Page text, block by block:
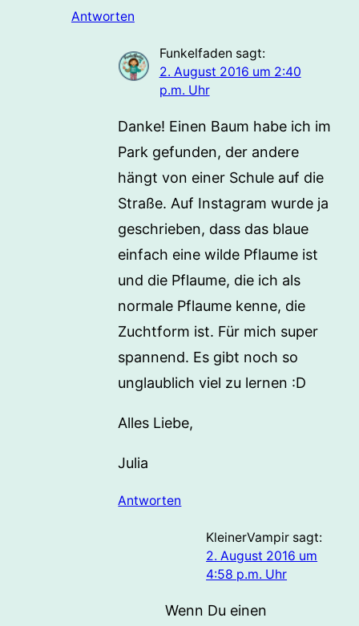
Antworten
Funkelfaden sagt:
2. August 2016 um 2:40
p.m. Uhr
Danke! Einen Baum habe ich im
Park gefunden, der andere
hängt von einer Schule auf die
Straße. Auf Instagram wurde ja
geschrieben, dass das blaue
einfach eine wilde Pflaume ist
und die Pflaume, die ich als
normale Pflaume kenne, die
Zuchtform ist. Für mich super
spannend. Es gibt noch so
unglaublich viel zu lernen :D
Alles Liebe,
Julia
Antworten
KleinerVampir sagt:
2. August 2016 um
4:58 p.m. Uhr
Wenn Du einen